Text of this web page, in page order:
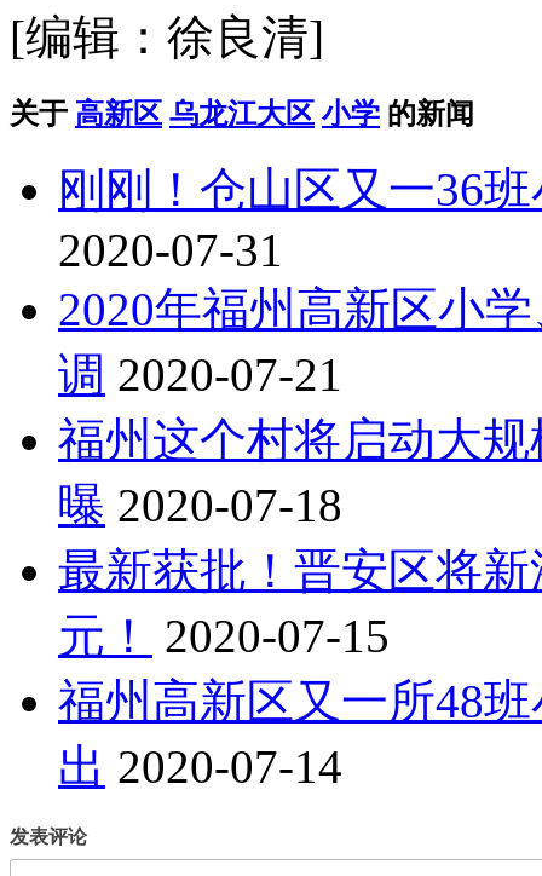
[编辑：徐良清]
关于 高新区 乌龙江大区 小学 的新闻
刚刚！仓山区又一36
2020-07-31
2020年福州高新区小
调 2020-07-21
福州这个村将启动大
曝 2020-07-18
最新获批！晋安区将
元！
2020-07-15
福州高新区又一所48
出 2020-07-14
发表评论